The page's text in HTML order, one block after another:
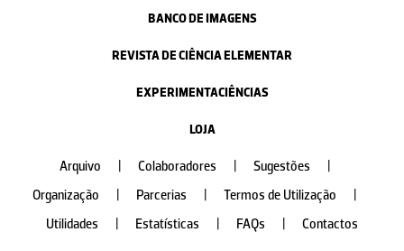
BANCO DE IMAGENS
REVISTA DE CIÊNCIA ELEMENTAR
EXPERIMENTACIÊNCIAS
LOJA
Arquivo Colaboradores Sugestões
Organização
Parcerias Termos de Utilização
Utilidades
Estatísticas FAQs Contactos